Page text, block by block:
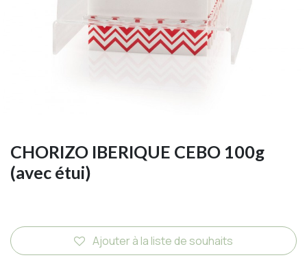
CHORIZO IBERIQUE CEBO 100g
(avec étui)
Ajouter à la liste de souhaits